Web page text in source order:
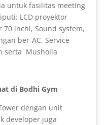
untuk fasilitas meeting
LCD proyektor
70 inchi, Sound system,
ber-AC, Service
serta Musholla
di Bodhi Gym
dengan unit
developer juga